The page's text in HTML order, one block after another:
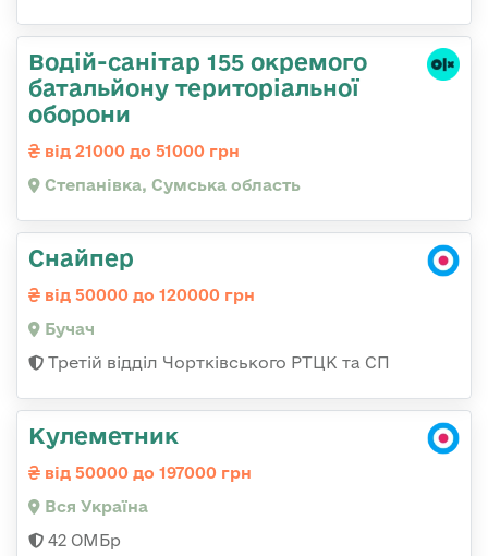
Водій-санітар 155 окремого
батальйону територіальної
оборони
від 21000 до 51000 грн
Степанівка, Сумська область
Снайпер
від 50000 до 120000 грн
Бучач
Третій відділ Чортківського РТЦК та СП
Кулеметник
від 50000 до 197000 грн
Вся Україна
42 ОМБр